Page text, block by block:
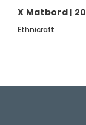
X Matbord |
Ethnicraft